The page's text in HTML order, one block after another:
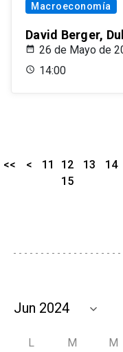
Macroeconomía
David Berger,
26 de Mayo de
14:00
<< < 11 12 13
14
15
L M M